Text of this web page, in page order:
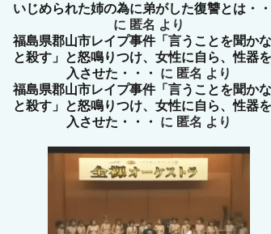
いじめられた姉の為に弟がした復讐とは・・
に 匿名 より
福島県郡山市レイプ事件「言うことを聞か
と殺す」と怒鳴りつけ、女性に自ら、性器
入させた・・・
に 匿名 より
福島県郡山市レイプ事件「言うことを聞か
と殺す」と怒鳴りつけ、女性に自ら、性器
入させた・・・
に 匿名 より